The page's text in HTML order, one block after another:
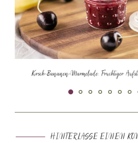
Kirsch-Bananen-Marmelade: Fruchtiger
HINTERLASSE EINEN